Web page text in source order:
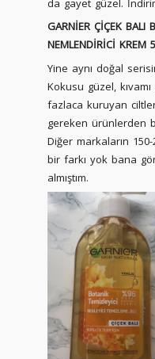
GARNİER ÇİÇEK BALI
NEMLENDİRİCİ KREM
Yine aynı doğal
Kokusu güzel,
fazlaca kuruyan
gereken ürünlerden
Diğer markaların
bir farkı yok bana
almıştım.